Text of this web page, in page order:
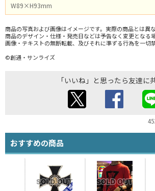
W89×H93mm
商品の写真および画像はイメージです。実際の商品とは異
商品のデザイン・仕様・発売日などは予告なく変更となる
画像・テキストの無断転載、及びそれに準ずる行為を一切
©創通・サンライズ
「いいね」と思ったら友達に
おすすめの商品